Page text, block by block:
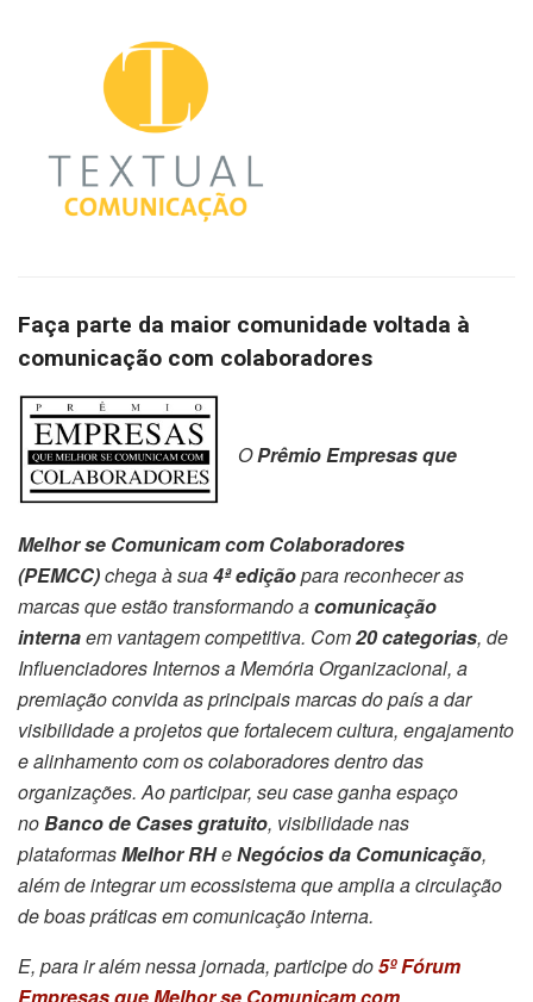
Faça parte da maior comunidade voltada à
comunicação com colaboradores
OPrêmio Empresas que
Melhor se Comunicam com Colaboradores
(PEMCC)chega à sua4ª ediçãopara reconhecer as
marcas que estão transformando acomunicação
internaem vantagem competitiva. Com20 categorias, de
Influenciadores Internos a Memória Organizacional, a
premiação convida as principais marcas do país a dar
visibilidade a projetos que fortalecem cultura, engajamento
e alinhamento com os colaboradores dentro das
organizações. Ao participar, seu case ganha espaço
noBanco de Cases gratuito, visibilidade nas
plataformasMelhor RHeNegócios da Comunicação,
além de integrar um ecossistema que amplia a circulação
de boas práticas em comunicação interna.
E, para ir além nessa jornada, participe do5º Fórum
Empresas que Melhor se Comunicam com